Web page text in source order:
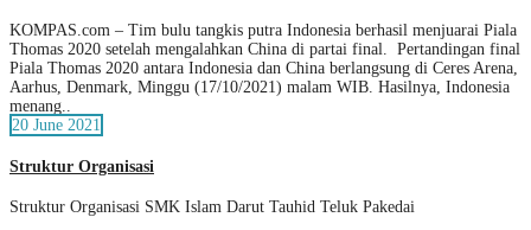
KOMPAS.com – Tim bulu tangkis putra Indonesia berhasil menjuarai Piala
Thomas 2020 setelah mengalahkan China di partai final. Pertandingan final
Piala Thomas 2020 antara Indonesia dan China berlangsung di Ceres Arena,
Aarhus, Denmark, Minggu (17/10/2021) malam WIB. Hasilnya, Indonesia
menang..
20 June 2021
Struktur Organisasi
Struktur Organisasi SMK Islam Darut Tauhid Teluk Pakedai